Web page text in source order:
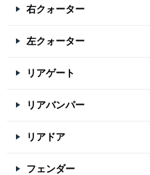
右クォーター
左クォーター
リアゲート
リアバンパー
リアドア
フェンダー